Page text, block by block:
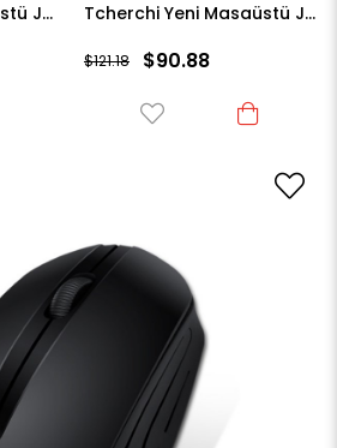
Tcherchi Yeni Masaüstü JetFan – Kablosuz Şarj, Serinletici Fan ve Nemlendirici Bir Arada Tcherchi Yeni Masaüstü JetFan – Kablosuz Şarj, Serinletici Fan ve Nemlendirici Bir Arada
$90.88
$121.18